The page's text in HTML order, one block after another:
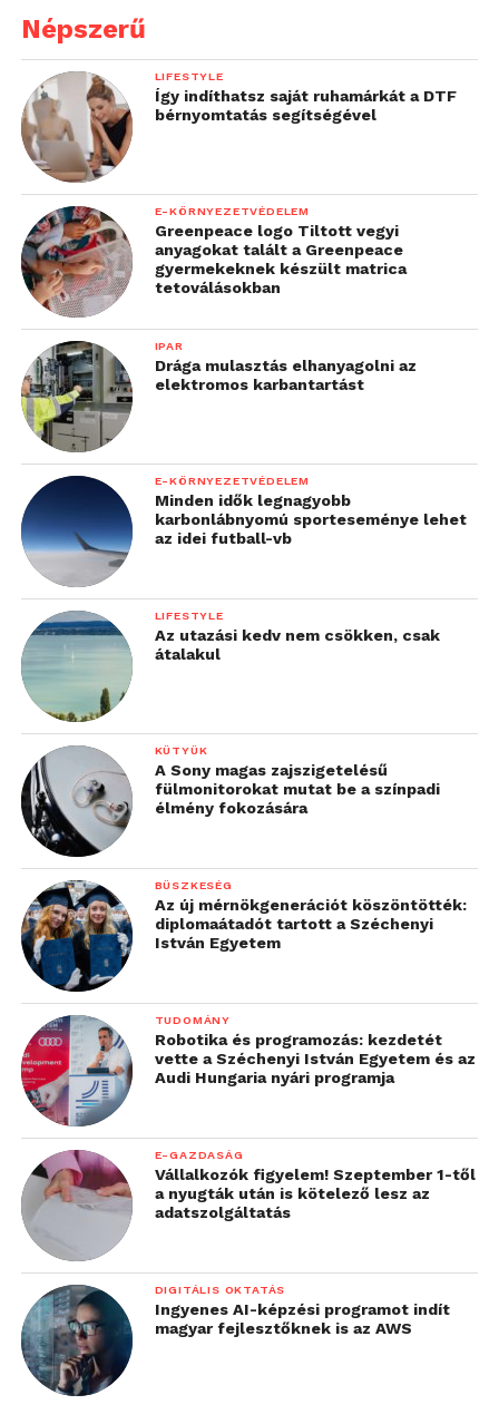
Népszerű
LIFESTYLE
Így indíthatsz saját ruhamárkát a DTF
bérnyomtatás segítségével
E-KÖRNYEZETVÉDELEM
Greenpeace logo Tiltott vegyi
anyagokat talált a Greenpeace
gyermekeknek készült matrica
tetoválásokban
IPAR
Drága mulasztás elhanyagolni az
elektromos karbantartást
E-KÖRNYEZETVÉDELEM
Minden idők legnagyobb
karbonlábnyomú sporteseménye lehet
az idei futball-vb
LIFESTYLE
Az utazási kedv nem csökken, csak
átalakul
KÜTYÜK
A Sony magas zajszigetelésű
fülmonitorokat mutat be a színpadi
élmény fokozására
BÜSZKESÉG
Az új mérnökgenerációt köszöntötték:
diplomaátadót tartott a Széchenyi
István Egyetem
TUDOMÁNY
Robotika és programozás: kezdetét
vette a Széchenyi István Egyetem és az
Audi Hungaria nyári programja
E-GAZDASÁG
Vállalkozók figyelem! Szeptember 1-től
a nyugták után is kötelező lesz az
adatszolgáltatás
DIGITÁLIS OKTATÁS
Ingyenes AI-képzési programot indít
magyar fejlesztőknek is az AWS